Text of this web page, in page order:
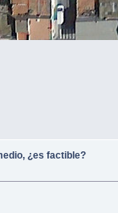
¿es factible?